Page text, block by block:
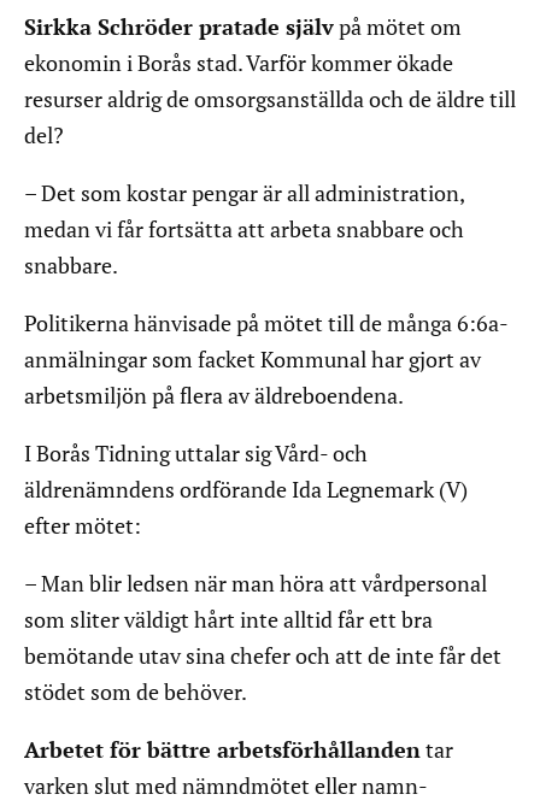
Sirkka Schröder pratade självpå mötet om
ekonomin i Borås stad. Varför kommer ökade
resurser aldrig de omsorgsanställda och de äldre till
del?
– Det som kostar pengar är all administration,
medan vi får fortsätta att arbeta snabbare och
snabbare.
Politikerna hänvisade på mötet till de många 6:6a-
anmälningar som facket Kommunal har gjort av
arbetsmiljön på flera av äldreboendena.
I Borås Tidning uttalar sig Vård- och
äldrenämndens ordförande Ida Legnemark (V)
efter mötet:
– Man blir ledsen när man höra att vårdpersonal
som sliter väldigt hårt inte alltid får ett bra
bemötande utav sina chefer och att de inte får det
stödet som de behöver.
Arbetet för bättre arbetsförhållandentar
varken slut med nämndmötet eller namn-